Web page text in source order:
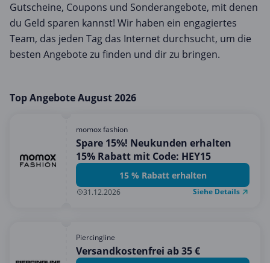
Gutscheine, Coupons und Sonderangebote, mit denen
du Geld sparen kannst! Wir haben ein engagiertes
Team, das jeden Tag das Internet durchsucht, um die
besten Angebote zu finden und dir zu bringen.
Top Angebote August 2026
momox fashion
Spare 15%! Neukunden erhalten
15% Rabatt mit Code: HEY15
15 % Rabatt erhalten
31.12.2026 Siehe Details
Piercingline
Versandkostenfrei ab 35 €